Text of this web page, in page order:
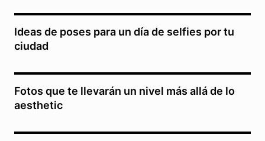
Ideas de poses para un día de selfies por tu
ciudad
Fotos que te llevarán un nivel más allá de lo
aesthetic